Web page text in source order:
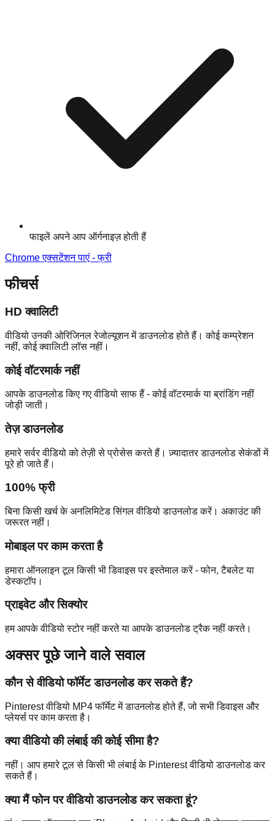
फाइलें अपने आप ऑर्गनाइज़ होती हैं
Chrome एक्सटेंशन पाएं - फ्री
फीचर्स
HD क्वालिटी
वीडियो उनकी ओरिजिनल रेजोल्यूशन में डाउनलोड होते हैं। कोई कम्प्रेशन
नहीं, कोई क्वालिटी लॉस नहीं।
कोई वॉटरमार्क नहीं
आपके डाउनलोड किए गए वीडियो साफ हैं - कोई वॉटरमार्क या ब्रांडिंग नहीं
जोड़ी जाती।
तेज़ डाउनलोड
हमारे सर्वर वीडियो को तेज़ी से प्रोसेस करते हैं। ज़्यादातर डाउनलोड सेकंडों में
पूरे हो जाते हैं।
100% फ्री
बिना किसी खर्च के अनलिमिटेड सिंगल वीडियो डाउनलोड करें। अकाउंट की
जरूरत नहीं।
मोबाइल पर काम करता है
हमारा ऑनलाइन टूल किसी भी डिवाइस पर इस्तेमाल करें - फोन, टैबलेट या
डेस्कटॉप।
प्राइवेट और सिक्योर
हम आपके वीडियो स्टोर नहीं करते या आपके डाउनलोड ट्रैक नहीं करते।
अक्सर पूछे जाने वाले सवाल
कौन से वीडियो फॉर्मेट डाउनलोड कर सकते हैं?
Pinterest वीडियो MP4 फॉर्मेट में डाउनलोड होते हैं, जो सभी डिवाइस और
प्लेयर्स पर काम करता है।
क्या वीडियो की लंबाई की कोई सीमा है?
नहीं। आप हमारे टूल से किसी भी लंबाई के Pinterest वीडियो डाउनलोड कर
सकते हैं।
क्या मैं फोन पर वीडियो डाउनलोड कर सकता हूं?